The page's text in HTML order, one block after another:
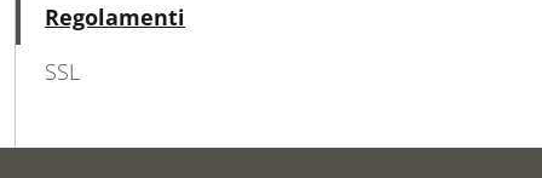
Regolamenti
SSL